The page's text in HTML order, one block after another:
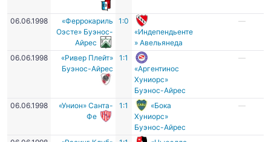
06.06.1998
«Феррокариль
Оэсте» Буэнос-
Айрес
1:0
«Индепендьенте
» Авельянеда
—
06.06.1998
«Ривер Плейт»
Буэнос-Айрес
1:1
«Аргентинос
Хуниорс»
Буэнос-Айрес
—
06.06.1998
«Унион» Санта-
Фе
1:1
«Бока
Хуниорс»
Буэнос-Айрес
—